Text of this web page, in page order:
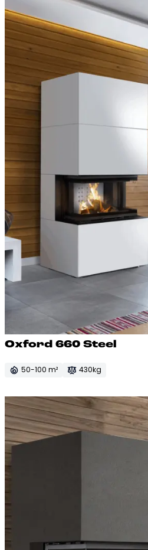
Ox­ford 660 Steel
50-100 m² 430kg